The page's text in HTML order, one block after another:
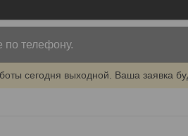
по телефону.
сегодня выходной. Ваша заявка